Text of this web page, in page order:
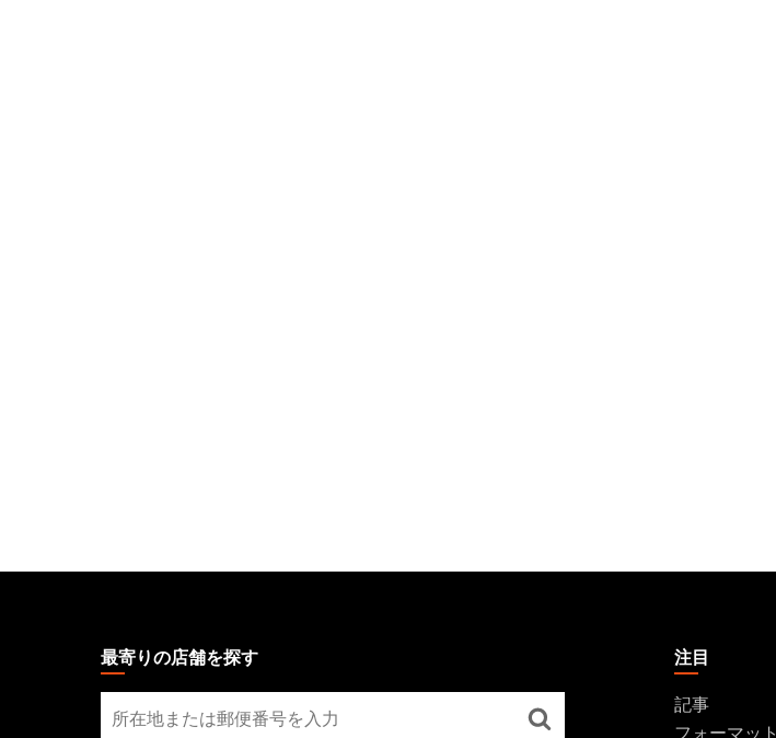
GATHERING最寄りの店舗を探す
寄
注目
記事
フォーマット